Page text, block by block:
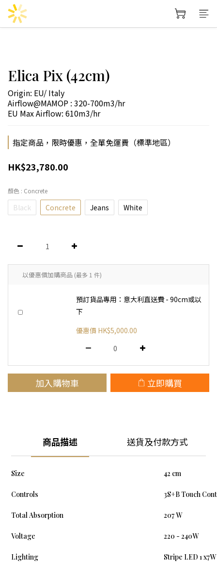
Elica Pix (42cm)
Origin: EU/ Italy
Airflow@MAMOP : 320-700m3/hr
EU Max Airflow: 610m3/hr
指定商品，限時優惠，全單免運費（標準地區）
HK$23,780.00
顏色 : Concrete
Black Concrete Jeans White
以優惠價加購商品 (最多 1 件)
預訂貨品專用：意大利直送費 - 90cm或以
下
優惠價 HK$5,000.00
加入購物車 立即購買
商品描述 送貨及付款方式
Size 42 cm
Controls 3S+B Touch
Total Absorption 207 W
Voltage 220 - 240W
Lighting Stripe LED 1 x7W